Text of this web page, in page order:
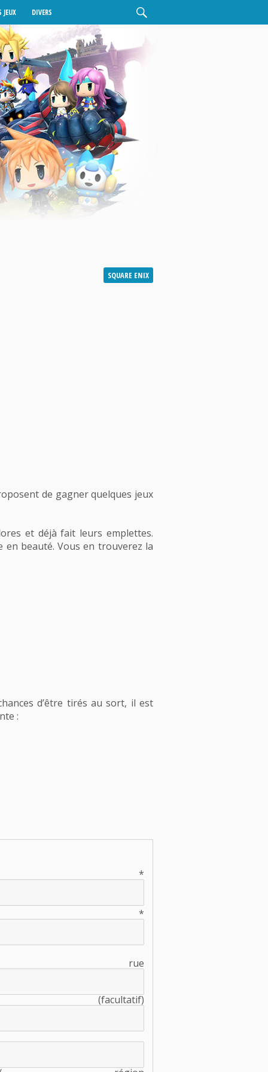
JEUX DIVERS
SQUARE ENIX
de gagner quelques jeux
et déjà fait leurs emplettes.
en beauté. Vous en trouverez la
d’être tirés au sort, il est
:
*
*